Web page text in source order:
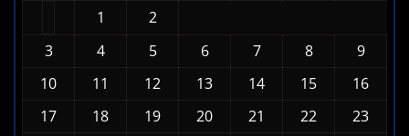
AGOSTO 2026
L
M X J V S
D
1
2
3
4 5 6 7 8
9